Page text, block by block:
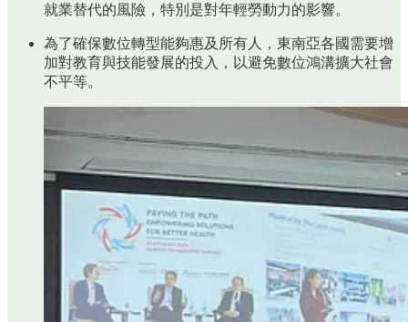
就業替代的風險，特別是對年輕勞動力的影響。
為了確保數位轉型能夠惠及所有人，東南亞各國需要增
加對教育與技能發展的投入，以避免數位鴻溝擴大社會
不平等。